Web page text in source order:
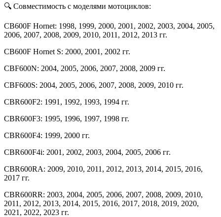
🔍 Совместимость с моделями мотоциклов:
CB600F Hornet: 1998, 1999, 2000, 2001, 2002, 2003, 2004, 2005,
2006, 2007, 2008, 2009, 2010, 2011, 2012, 2013 гг.
CB600F Hornet S: 2000, 2001, 2002 гг.
CBF600N: 2004, 2005, 2006, 2007, 2008, 2009 гг.
CBF600S: 2004, 2005, 2006, 2007, 2008, 2009, 2010 гг.
CBR600F2: 1991, 1992, 1993, 1994 гг.
CBR600F3: 1995, 1996, 1997, 1998 гг.
CBR600F4: 1999, 2000 гг.
CBR600F4i: 2001, 2002, 2003, 2004, 2005, 2006 гг.
CBR600RA: 2009, 2010, 2011, 2012, 2013, 2014, 2015, 2016,
2017 гг.
CBR600RR: 2003, 2004, 2005, 2006, 2007, 2008, 2009, 2010,
2011, 2012, 2013, 2014, 2015, 2016, 2017, 2018, 2019, 2020,
2021, 2022, 2023 гг.